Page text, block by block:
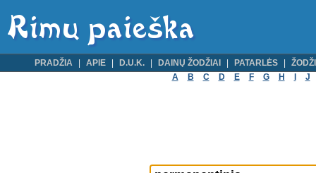
PRADŽIA APIE D.U.K. DAINŲ ŽODŽIAI PATARLĖS
A
B C D E F G H J